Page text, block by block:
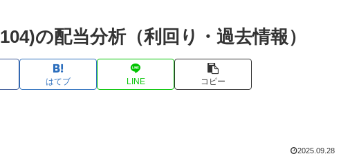
の配当分析（利回り・過去情報）
はてブ LINE コピー
2025.09.28